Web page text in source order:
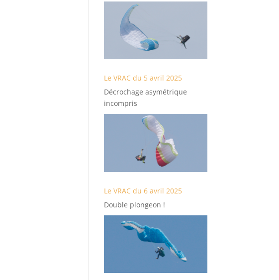
Le VRAC du 5 avril 2025
Décrochage asymétrique
incompris
Le VRAC du 6 avril 2025
Double plongeon !